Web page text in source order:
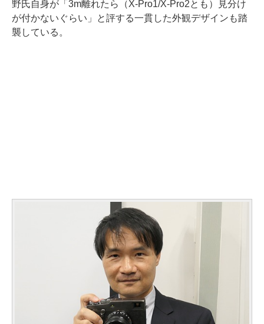
野氏自身が「3m離れたら（X-Pro1/X-Pro2とも）見分け
が付かないぐらい」と評する一貫した外観デザインも踏
襲している。